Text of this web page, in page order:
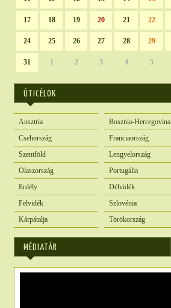
17 18 19 20 21 22
24 25 26 27 28 29
31 1 2 3 4 5
ÚTICÉLOK
Ausztria
Bosznia-Hercegovina
Csehország
Franciaország
Szentföld
Lengyelország
Olaszország
Portugália
Erdély
Délvidék
Felvidék
Szlovénia
Kárpátalja
Törökország
MÉDIATÁR